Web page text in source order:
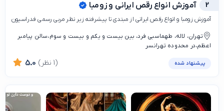
2 آموزش انواع رقص ایرانی و زومبا
آموزش زومبا و انواع رقص ایرانی از مبتدی تا پیشرفته زیر نظر مربی رسمی فدراسیون
تهران، لاله، طهماسبی فرد، بین بیست و یکم و بیست و سوم،سالن پیامبر
اعظم،در محدوده تهرانسر
پیشنهاد شده 5.0 (1 نظر)